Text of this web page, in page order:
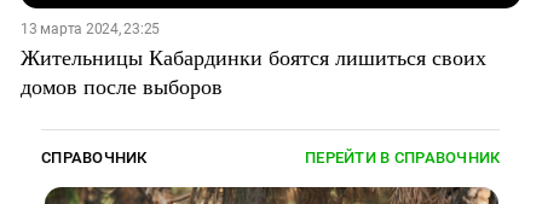
13 марта 2024, 23:25
Жительницы Кабардинки боятся лишиться своих
домов после выборов
СПРАВОЧНИК ПЕРЕЙТИ В СПРАВОЧНИК